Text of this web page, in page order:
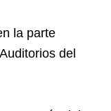
la parte
del